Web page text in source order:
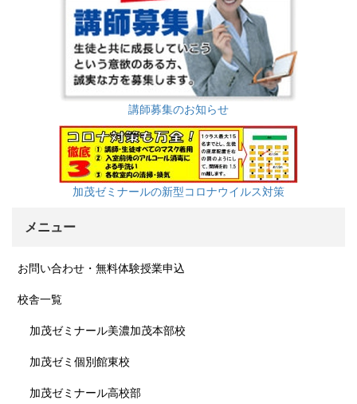
講師募集のお知らせ
加茂ゼミナールの新型コロナウイルス対策
メニュー
お問い合わせ・無料体験授業申込
校舎一覧
加茂ゼミナール美濃加茂本部校
加茂ゼミ個別館東校
加茂ゼミナール高校部